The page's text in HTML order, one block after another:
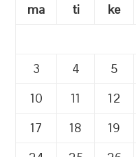
ma
ti ke
3
4 5
10
11 12
17
18 19